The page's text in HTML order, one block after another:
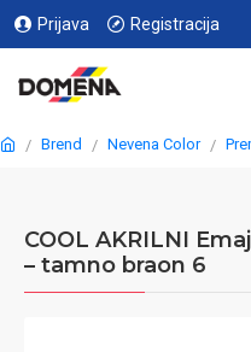
Prijava Registracija
Brend Nevena Color
COOL AKRILNI
– tamno braon 6